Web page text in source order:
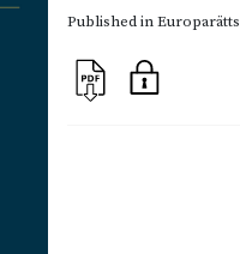
Published in